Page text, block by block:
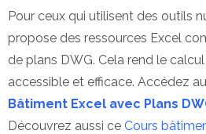
Pour ceux qui utilisent des outils
propose des ressources Excel
de plans DWG. Cela rend le
accessible et efficace. Accédez
Bâtiment Excel avec Plans
Découvrez aussi ce Cours